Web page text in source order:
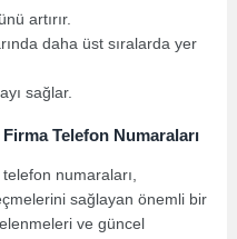
artırır.
daha üst sıralarda yer
sağlar.
Telefon Numaraları
numaraları,
sağlayan önemli bir
ve güncel